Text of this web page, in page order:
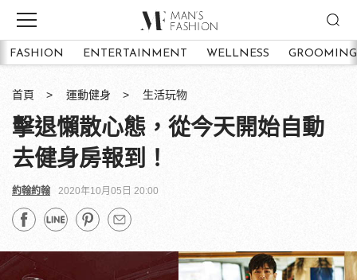
FASHION ENTERTAINMENT WELLNESS GROOMING
首頁 運動健身 生活玩物
擊退懶散心態，從今天開始自動
去健身房報到！
約翰約翰 2020年10月05日 20:00